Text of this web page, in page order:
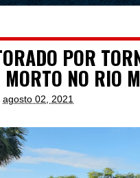
POR
MORTO NO RIO
agosto 02, 2021